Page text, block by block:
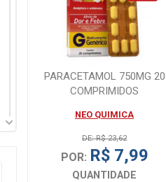
PARACETAMOL 750MG 20
COMPRIMIDOS
NEO QUIMICA
DE: R$ 23,62
POR: R$ 7,99
QUANTIDADE